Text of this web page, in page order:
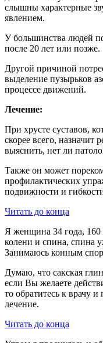
слышны характерные
явлением.
У большинства людей
после 20 лет или позже.
Другой причиной
выделение пузырьков
процессе движений.
Лечение:
При хрусте суставов,
скорее всего, назначит
выяснить, нет ли
Также он может
профилактических
подвижности и
Читать до конца
Я женщина 34 года,
колени и спина, спина
Занимаюсь конным
Думаю, что сакская
если Вы желаете
то обратитесь к врачу
лечение.
Читать до конца